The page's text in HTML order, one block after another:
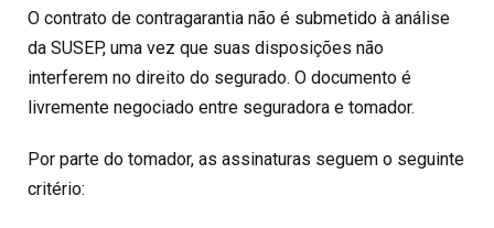
O contrato de contragarantia não é submetido à análise
da SUSEP, uma vez que suas disposições não
interferem no direito do segurado. O documento é
livremente negociado entre seguradora e tomador.
Por parte do tomador, as assinaturas seguem o seguinte
critério: